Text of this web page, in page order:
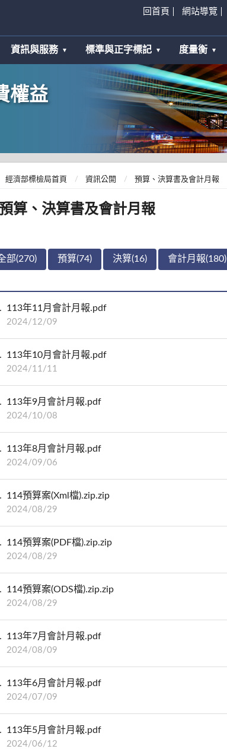
回首頁 網站導覽
資訊與服務 標準與正字標記 度量衡
權益
經濟部標檢局首頁 資訊公開 預算、決算書及會計月報
預算、決算書及會計月報
部(270) 預算(74) 決算(16) 會計月報(180)
113年11月會計月報.pdf
2024/12/09
113年10月會計月報.pdf
2024/11/11
113年9月會計月報.pdf
2024/10/08
113年8月會計月報.pdf
2024/09/06
114預算案(Xml檔).zip.zip
2024/08/29
114預算案(PDF檔).zip.zip
2024/08/29
114預算案(ODS檔).zip.zip
2024/08/29
113年7月會計月報.pdf
2024/08/09
113年6月會計月報.pdf
2024/07/09
113年5月會計月報.pdf
2024/06/12